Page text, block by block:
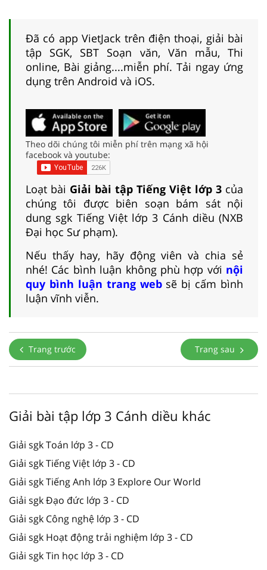
Đã có app VietJack trên điện thoại, giải bài
tập SGK, SBT Soạn văn, Văn mẫu, Thi
online, Bài giảng....miễn phí. Tải ngay ứng
dụng trên Android và iOS.
Theo dõi chúng tôi miễn phí trên mạng xã hội
facebook và youtube:
Loạt bài Giải bài tập Tiếng Việt lớp 3 của
chúng tôi được biên soạn bám sát nội
dung sgk Tiếng Việt lớp 3 Cánh diều (NXB
Đại học Sư phạm).
Nếu thấy hay, hãy động viên và chia sẻ
nhé! Các bình luận không phù hợp với nội
quy bình luận trang websẽ bị cấm bình
luận vĩnh viễn.
Trang trước Trang sau
Giải bài tập lớp 3 Cánh diều khác
Giải sgk Toán lớp 3 - CD
Giải sgk Tiếng Việt lớp 3 - CD
Giải sgk Tiếng Anh lớp 3 Explore Our World
Giải sgk Đạo đức lớp 3 - CD
Giải sgk Công nghệ lớp 3 - CD
Giải sgk Hoạt động trải nghiệm lớp 3 - CD
Giải sgk Tin học lớp 3 - CD